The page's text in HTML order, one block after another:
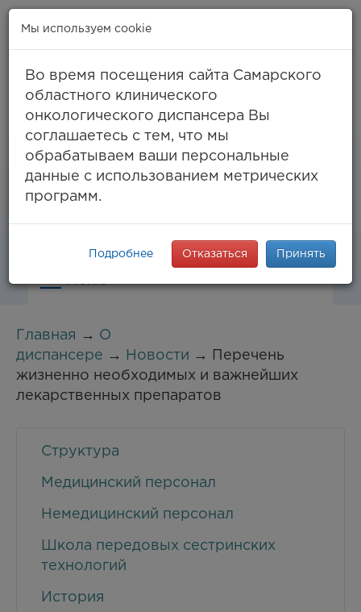
Самара, ул. Солнечная, 50
(тел. единый call-центр),
994-03-99факс
info@samaraonko.ru
Главная → О
диспансере → Новости → Перечень
жизненно необходимых и важнейших
лекарственных препаратов
Структура
Медицинский персонал
Немедицинский персонал
Школа передовых сестринских
технологий
История
Мы используем cookie
Во время посещения сайта Самарского
областного клинического
онкологического диспансера Вы
соглашаетесь с тем, что мы
обрабатываем ваши персональные
данные с использованием метрических
программ.
Подробнее Отказаться Принять